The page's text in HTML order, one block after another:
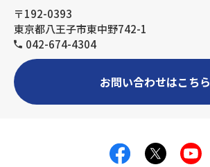
〒192-0393
東京都八王子市東中野742-1
042-674-4304
お問い合わせはこちら